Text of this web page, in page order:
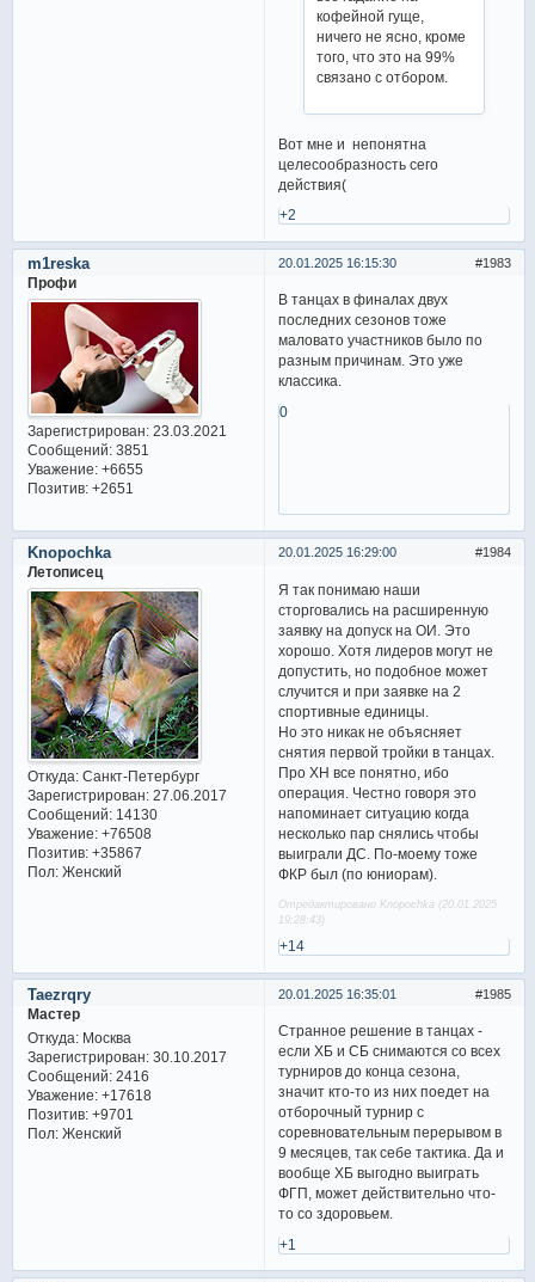
кофейной гуще,
ничего не ясно, кроме
того, что это на 99%
связано с отбором.
Вот мне и непонятна
целесообразность сего
действия(
+2
1983
20.01.2025 16:15:30
m1reska
Профи
Зарегистрирован: 23.03.2021
Сообщений:3851
Уважение: +6655
Позитив: +2651
В танцах в финалах двух
последних сезонов тоже
маловато участников было по
разным причинам. Это уже
классика.
0
1984
20.01.2025 16:29:00
Knopochka
Летописец
Откуда:Санкт-Петербург
Зарегистрирован: 27.06.2017
Сообщений:14130
Уважение: +76508
Позитив: +35867
Пол:Женский
Я так понимаю наши
сторговались на расширенную
заявку на допуск на ОИ. Это
хорошо. Хотя лидеров могут не
допустить, но подобное может
случится и при заявке на 2
спортивные единицы.
Но это никак не объясняет
снятия первой тройки в танцах.
Про ХН все понятно, ибо
операция. Честно говоря это
напоминает ситуацию когда
несколько пар снялись чтобы
выиграли ДС. По-моему тоже
ФКР был (по юниорам).
Отредактировано Knopochka (20.01.2025
19:28:43)
+14
1985
20.01.2025 16:35:01
Taezrqry
Мастер
Откуда:Москва
Зарегистрирован: 30.10.2017
Сообщений:2416
Уважение: +17618
Позитив: +9701
Пол:Женский
Странное решение в танцах -
если ХБ и СБ снимаются со всех
турниров до конца сезона,
значит кто-то из них поедет на
отборочный турнир с
соревновательным перерывом в
9 месяцев, так себе тактика. Да и
вообще ХБ выгодно выиграть
ФГП, может действительно что-
то со здоровьем.
+1